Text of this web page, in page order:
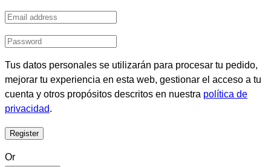
Tus datos personales se utilizarán para procesar tu pedido,
mejorar tu experiencia en esta web, gestionar el acceso a tu
cuenta y otros propósitos descritos en nuestra política de
privacidad.
Or